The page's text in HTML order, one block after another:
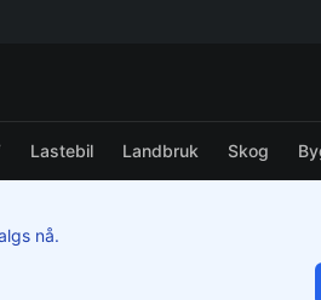
Lastebil Landbruk Skog
nå.